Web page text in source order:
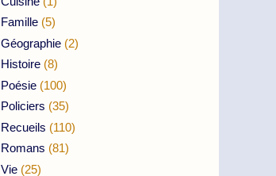
Famille (5)
Géographie (2)
Histoire (8)
Poésie (100)
Policiers (35)
Recueils (110)
Romans (81)
Vie (25)